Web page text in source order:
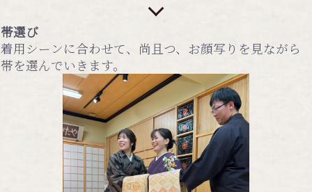
帯選び
着用シーンに合わせて、尚且つ、お顔写りを見ながら
帯を選んでいきます。